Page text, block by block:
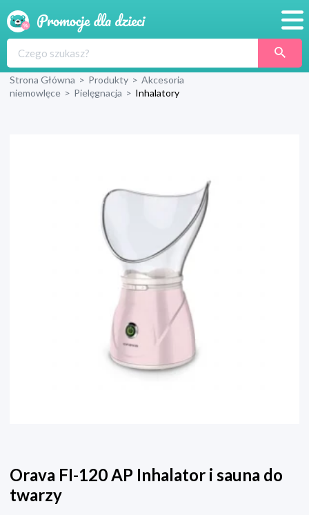
Produkty
Strona Główna > Produkty > Akcesoria
niemowlęce > Pielęgnacja > Inhalatory
Orava FI-120 AP Inhalator i sauna do
twarzy